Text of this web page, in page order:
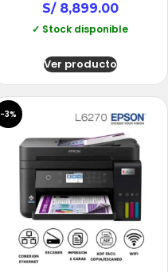
S/8,899.00
✓ Stock disponible
Ver producto
-3%